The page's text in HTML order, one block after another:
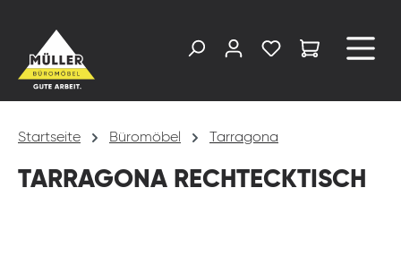
Startseite Büromöbel Tarragona
TARRAGONA RECHTECKTISCH